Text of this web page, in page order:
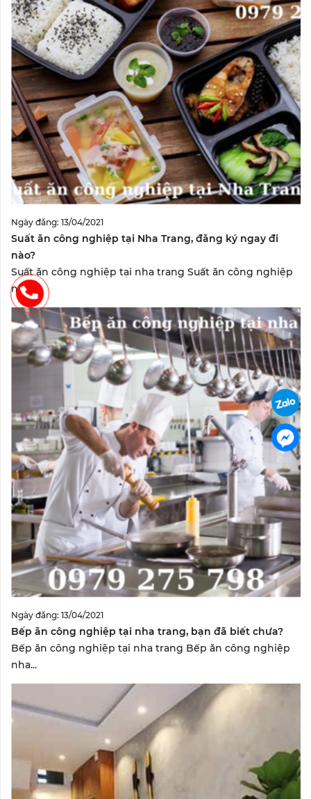
Ngày đăng: 13/04/2021
Suất ăn công nghiệp tại Nha Trang, đăng ký ngay đi
nào?
Suất ăn công nghiệp tại nha trang Suất ăn công nghiệp
nha...
Ngày đăng: 13/04/2021
Bếp ăn công nghiệp tại nha trang, bạn đã biết chưa?
Bếp ăn công nghiệp tại nha trang Bếp ăn công nghiệp
nha...